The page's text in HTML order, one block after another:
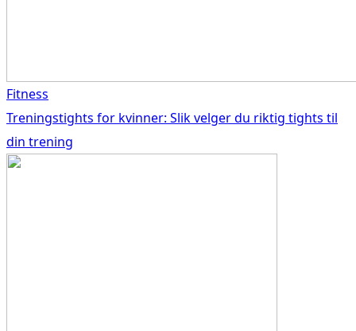
Fitness
Treningstights for kvinner: Slik velger du riktig tights til
din trening